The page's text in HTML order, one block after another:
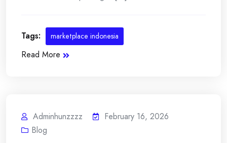
Tags: marketplace indonesia
Read More
Adminhunzzzz
February 16, 2026
Blog